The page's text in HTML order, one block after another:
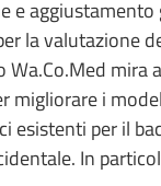
e
la valutazione
Wa.Co.Med mira
migliorare i
esistenti per il
In